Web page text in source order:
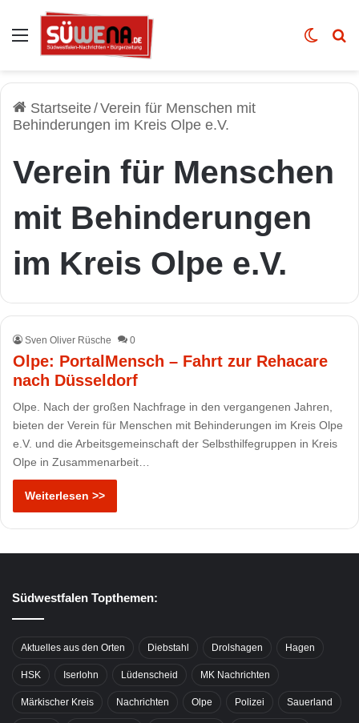
Auswahl Skin
Startseite/Verein für Menschen mit
Behinderungen im Kreis Olpe e.V.
Verein für Menschen
mit Behinderungen
im Kreis Olpe e.V.
Sven Oliver Rüsche 0
Olpe: PortalMensch – Fahrt zur Rehacare
nach Düsseldorf
Olpe. Nach der großen Nachfrage in den vergangenen Jahren,
bieten der Verein für Menschen mit Behinderungen im Kreis Olpe
e.V. und die Arbeitsgemeinschaft der Selbsthilfegruppen in Kreis
Olpe in Zusammenarbeit…
Weiterlesen >>
Südwestfalen Topthemen:
Aktuelles aus den Orten Diebstahl Drolshagen Hagen
HSK Iserlohn Lüdenscheid MK Nachrichten
Märkischer Kreis Nachrichten Olpe Polizei Sauerland